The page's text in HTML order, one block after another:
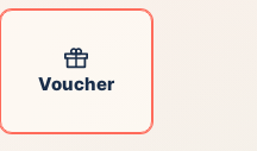
Voucher